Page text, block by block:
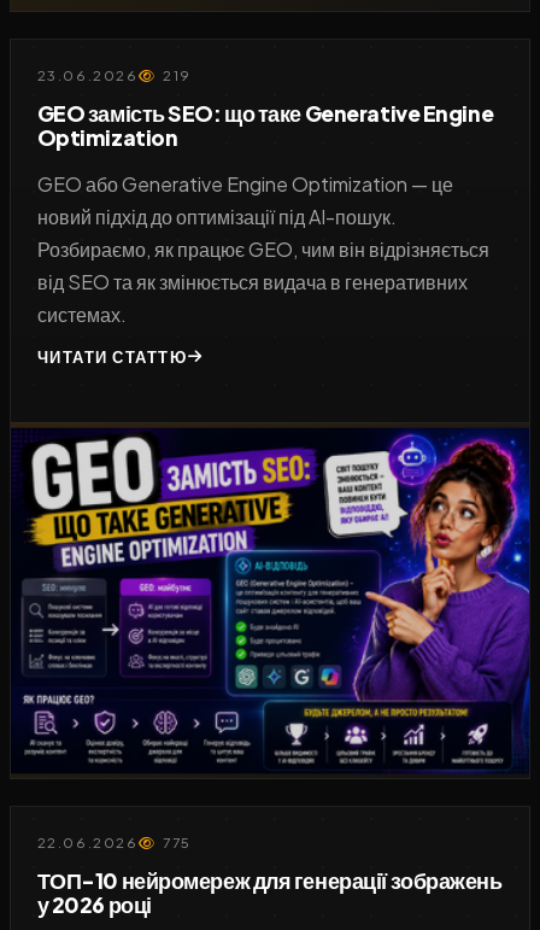
23.06.2026 219
GEO замість SEO: що таке Generative Engine
Optimization
GEO або Generative Engine Optimization — це
новий підхід до оптимізації під AI-пошук.
Розбираємо, як працює GEO, чим він відрізняється
від SEO та як змінюється видача в генеративних
системах.
ЧИТАТИ СТАТТЮ
22.06.2026 775
ТОП-10 нейромереж для генерації зображень
у 2026 році